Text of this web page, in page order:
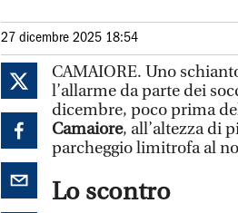
27 dicembre 2025 18:54
CAMAIORE. Uno
l’allarme da parte dei
dicembre, poco prima
Camaiore, all’altezza di
parcheggio limitrofa al
Lo scontro